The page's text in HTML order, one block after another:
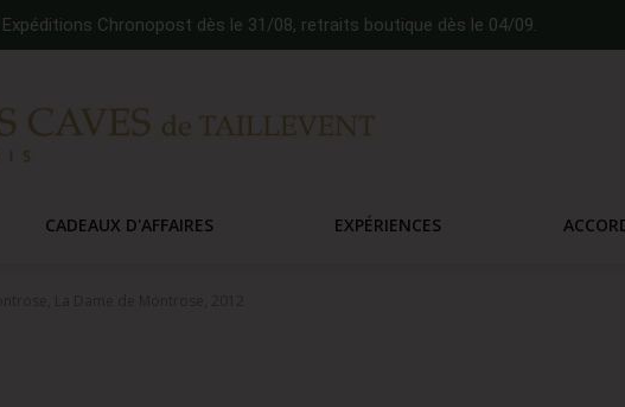
Chronopost dès le 31/08, retraits boutique dès le 04/09.
CADEAUX D'AFFAIRES EXPÉRIENCES